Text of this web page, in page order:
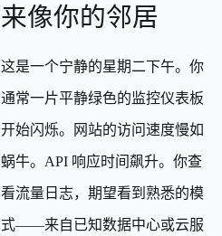
来像你的邻居
这是一个宁静的星期二下午。你
通常一片平静绿色的监控仪表板
开始闪烁。网站的访问速度慢如
蜗牛。API 响应时间飙升。你查
看流量日志，期望看到熟悉的模
式——来自已知数据中心或云服